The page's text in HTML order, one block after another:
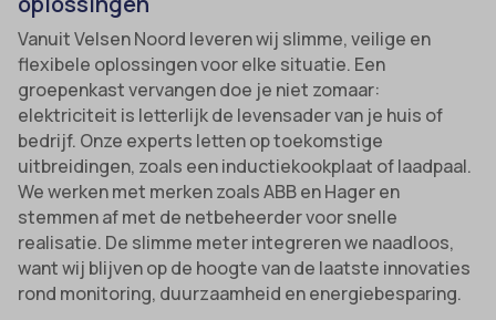
Vanuit Velsen Noord leveren wij slimme, veilige en
flexibele oplossingen voor elke situatie. Een
groepenkast vervangen doe je niet zomaar:
elektriciteit is letterlijk de levensader van je huis of
bedrijf. Onze experts letten op toekomstige
uitbreidingen, zoals een inductiekookplaat of laadpaal.
We werken met merken zoals ABB en Hager en
stemmen af met de netbeheerder voor snelle
realisatie. De slimme meter integreren we naadloos,
want wij blijven op de hoogte van de laatste innovaties
rond monitoring, duurzaamheid en energiebesparing.